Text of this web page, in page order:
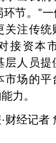
节。”
关注传统
接资本
层人员提
市场的平
力。
财经记者